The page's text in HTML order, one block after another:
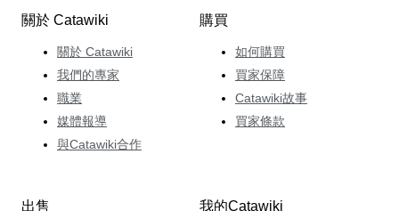
關於 Catawiki
關於 Catawiki
我們的專家
職業
媒體報導
與Catawiki合作
購買
如何購買
買家保障
Catawiki故事
買家條款
出售 我的Catawiki